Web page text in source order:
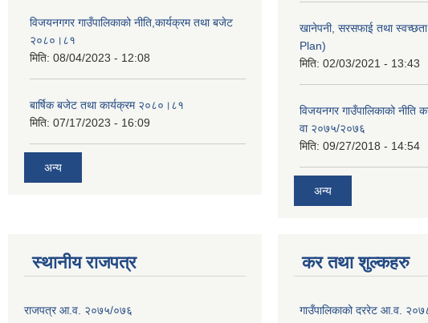
विजयनगगर गाउँपालिकाको नीति,कार्यक्रम तथा बजेट
२०८०।८१
मिति: 08/04/2023 - 12:08
बार्षिक बजेट तथा कार्यक्रम २०८०।८१
मिति: 07/17/2023 - 16:09
अन्य
खानेपनी, सरसफाई तथा
Plan)
मिति: 02/03/2021 - 13:43
विजयनगर गाउँपालिकाको नीति
वा २०७५/२०७६
मिति: 09/27/2018 - 14:54
अन्य
स्थानीय राजपत्र
राजपत्र आ.व. २०७५/०७६
कर तथा शुल्कहरु
गाउँपालिकाको दररेट आ.व.